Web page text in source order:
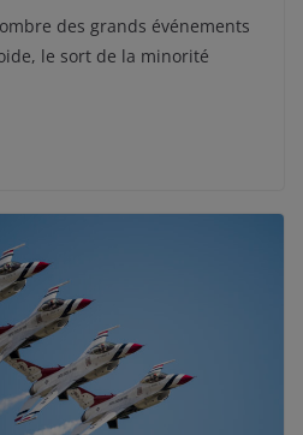
des grands événements
le sort de la minorité